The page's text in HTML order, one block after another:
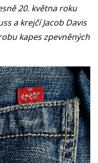
20. května roku
a krejčí Jacob Davis
kapes zpevněných